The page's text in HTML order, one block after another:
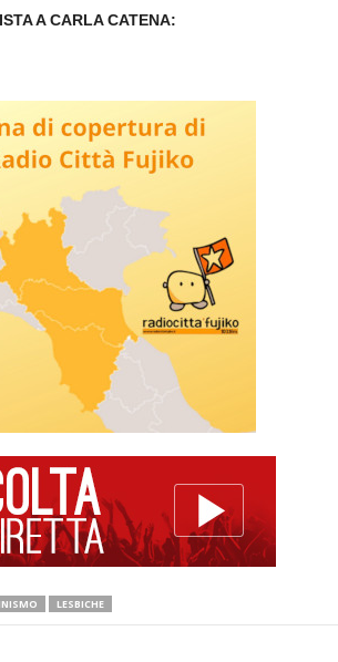
A CARLA CATENA:
LESBICHE